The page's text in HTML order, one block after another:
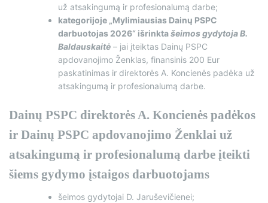
už atsakingumą ir profesionalumą darbe;
kategorijoje „Mylimiausias Dainų PSPC
darbuotojas 2026“ išrinktašeimos gydytoja B.
Baldauskaitė – jai įteiktas Dainų PSPC
apdovanojimo Ženklas, finansinis 200 Eur
paskatinimas ir direktorės A. Koncienės padėka už
atsakingumą ir profesionalumą darbe.
Dainų PSPC direktorės A. Koncienės padėkos
ir Dainų PSPC apdovanojimo Ženklai už
atsakingumą ir profesionalumą darbe įteikti
šiems gydymo įstaigos darbuotojams
šeimos gydytojai D. Jaruševičienei;